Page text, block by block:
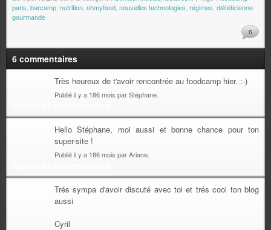
paris barcamp nutrition ohmyfood nouvelles technologies régimes diététicienne
gourmande
6
6 commentaires
Très heureux de t'avoir rencontrée au foodcamp hier. :-)
Publié il y a 186 mois par Stéphane.
Hello Stéphane, moi aussi et bonne chance pour ton
super-site !
Publié il y a 186 mois par Ariane.
Trés sympa d'avoir discuté avec toi et trés cool ton blog
aussi
Cyril